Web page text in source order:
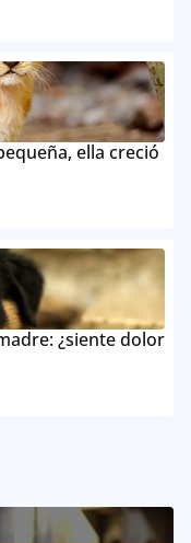
ella creció
¿siente dolor